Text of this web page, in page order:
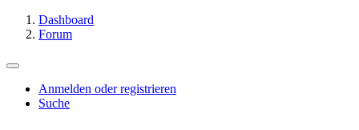
Dashboard
Forum
Anmelden oder registrieren
Suche